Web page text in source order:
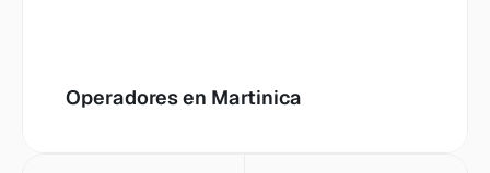
Operadores en Martinica